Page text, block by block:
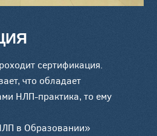
сертификация.
что обладает
НЛП-практика, то ему
в Образовании»